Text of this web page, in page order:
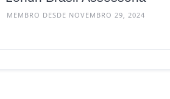
MEMBRO DESDE NOVEMBRO 29, 2024